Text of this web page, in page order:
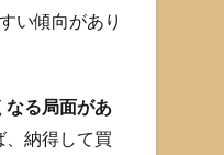
い傾向があり
なる局面があ
、納得して買